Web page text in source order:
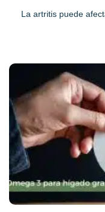
La artritis puede